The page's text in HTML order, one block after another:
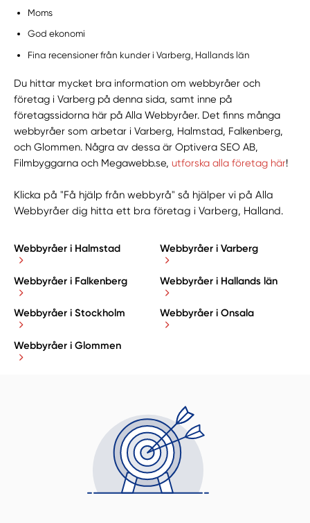
Moms
God ekonomi
Fina recensioner från kunder i Varberg, Hallands län
Du hittar mycket bra information om webbyråer och
företag i Varberg på denna sida, samt inne på
företagssidorna här på Alla Webbyråer. Det finns många
webbyråer som arbetar i Varberg, Halmstad, Falkenberg,
och Glommen. Några av dessa är Optivera SEO AB,
Filmbyggarna och Megawebb.se,utforska alla företag här!
Klicka på "Få hjälp från webbyrå" så hjälper vi på Alla
Webbyråer dig hitta ett bra företag i Varberg, Halland.
Webbyråer i Halmstad Webbyråer i Varberg
Webbyråer i Falkenberg Webbyråer i Hallands län
Webbyråer i Stockholm Webbyråer i Onsala
Webbyråer i Glommen